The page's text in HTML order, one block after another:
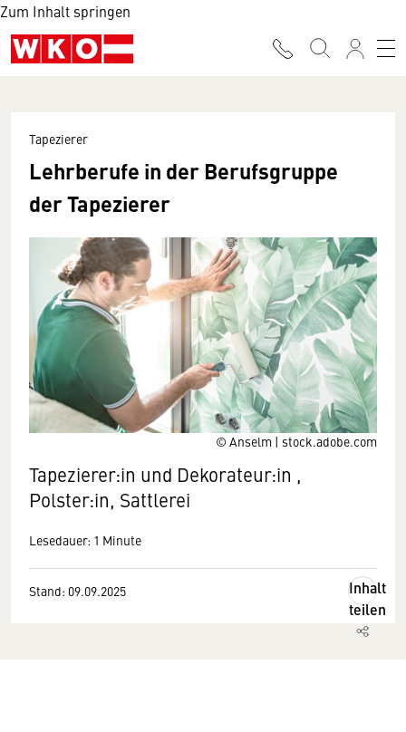
Zum Inhalt springen
© Anselm | stock.adobe.com
Tapezierer
Lehrberufe in der Berufsgruppe
der Tapezierer
Tapezierer:in und Dekorateur:in ,
Polster:in, Sattlerei
Lesedauer: 1 Minute
Stand: 09.09.2025
Inhalt
teilen